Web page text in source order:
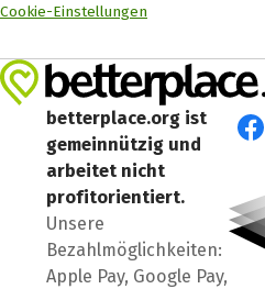
Cookie-Einstellungen
betterplace.org ist
gemeinnützig und
arbeitet nicht
profitorientiert.
Unsere
Bezahlmöglichkeiten:
Apple Pay, Google Pay,